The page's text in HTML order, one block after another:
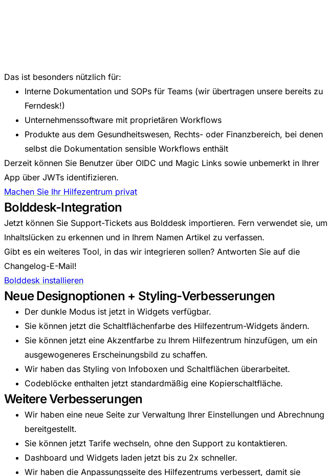
Das ist besonders nützlich für:
Interne Dokumentation und SOPs für Teams (wir übertragen unsere bereits zu
Ferndesk!)
Unternehmenssoftware mit proprietären Workflows
Produkte aus dem Gesundheitswesen, Rechts- oder Finanzbereich, bei denen
selbst die Dokumentation sensible Workflows enthält
Derzeit können Sie Benutzer über OIDC und Magic Links sowie unbemerkt in Ihrer
App über JWTs identifizieren.
Machen Sie Ihr Hilfezentrum privat
Bolddesk-Integration
Jetzt können Sie Support-Tickets aus Bolddesk importieren. Fern verwendet sie, um
Inhaltslücken zu erkennen und in Ihrem Namen Artikel zu verfassen.
Gibt es ein weiteres Tool, in das wir integrieren sollen? Antworten Sie auf die
Changelog-E-Mail!
Bolddesk installieren
Neue Designoptionen + Styling-Verbesserungen
Der dunkle Modus ist jetzt in Widgets verfügbar.
Sie können jetzt die Schaltflächenfarbe des Hilfezentrum-Widgets ändern.
Sie können jetzt eine Akzentfarbe zu Ihrem Hilfezentrum hinzufügen, um ein
ausgewogeneres Erscheinungsbild zu schaffen.
Wir haben das Styling von Infoboxen und Schaltflächen überarbeitet.
Codeblöcke enthalten jetzt standardmäßig eine Kopierschaltfläche.
Weitere Verbesserungen
Wir haben eine neue Seite zur Verwaltung Ihrer Einstellungen und Abrechnung
bereitgestellt.
Sie können jetzt Tarife wechseln, ohne den Support zu kontaktieren.
Dashboard und Widgets laden jetzt bis zu 2x schneller.
Wir haben die Anpassungsseite des Hilfezentrums verbessert, damit sie